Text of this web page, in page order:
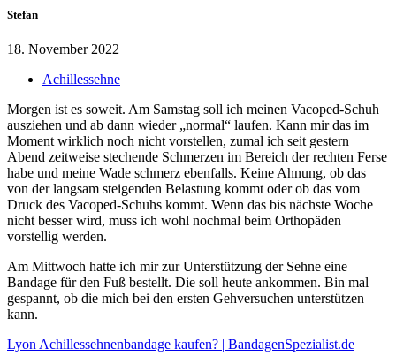
Stefan
18. November 2022
Achillessehne
Morgen ist es soweit. Am Samstag soll ich meinen Vacoped-Schuh
ausziehen und ab dann wieder „normal“ laufen. Kann mir das im
Moment wirklich noch nicht vorstellen, zumal ich seit gestern
Abend zeitweise stechende Schmerzen im Bereich der rechten Ferse
habe und meine Wade schmerz ebenfalls. Keine Ahnung, ob das
von der langsam steigenden Belastung kommt oder ob das vom
Druck des Vacoped-Schuhs kommt. Wenn das bis nächste Woche
nicht besser wird, muss ich wohl nochmal beim Orthopäden
vorstellig werden.
Am Mittwoch hatte ich mir zur Unterstützung der Sehne eine
Bandage für den Fuß bestellt. Die soll heute ankommen. Bin mal
gespannt, ob die mich bei den ersten Gehversuchen unterstützen
kann.
Lyon Achillessehnenbandage kaufen? | BandagenSpezialist.de